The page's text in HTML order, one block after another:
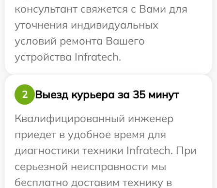
консультант свяжется с Вами для
уточнения индивидуальных
условий ремонта Вашего
устройства Infratech.
2
Выезд курьера за 35 минут
Квалифицированный инженер
приедет в удобное время для
диагностики техники Infratech. При
серьезной неисправности мы
бесплатно доставим технику в